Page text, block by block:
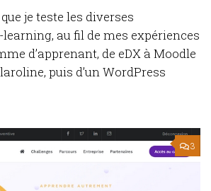
je teste les diverses
au fil de mes expériences
d’apprenant, de eDX à Moodle
puis d’un WordPress
3